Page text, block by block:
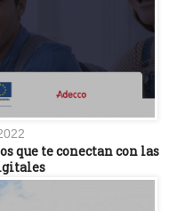
que te conectan con las